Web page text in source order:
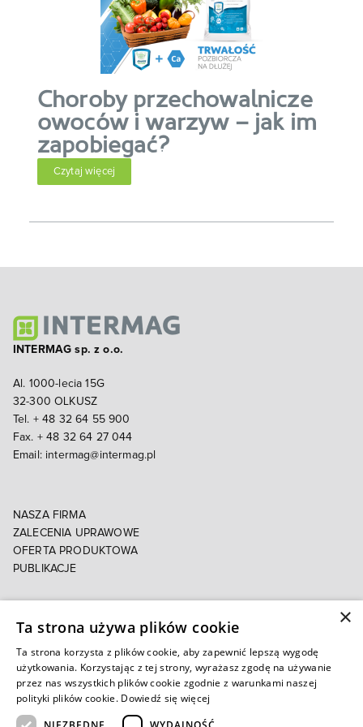
Choroby przechowalnicze
owoców i warzyw – jak im
zapobiegać?
Czytaj więcej
INTERMAG sp. z o.o.
Al. 1000-lecia 15G
32-300 OLKUSZ
Tel. + 48 32 64 55 900
Fax. + 48 32 64 27 044
Email: intermag@intermag.pl
NASZA FIRMA
ZALECENIA UPRAWOWE
OFERTA PRODUKTOWA
PUBLIKACJE
POLITYKA COOKIES
E-FAKTURA
Autoryzowany e-sklep
×
Ta strona używa plików cookie
Ta strona korzysta z plików cookie, aby zapewnić lepszą wygodę
użytkowania. Korzystając z tej strony, wyrażasz zgodę na używanie
przez nas wszystkich plików cookie zgodnie z warunkami naszej
polityki plików cookie. Dowiedź się więcej